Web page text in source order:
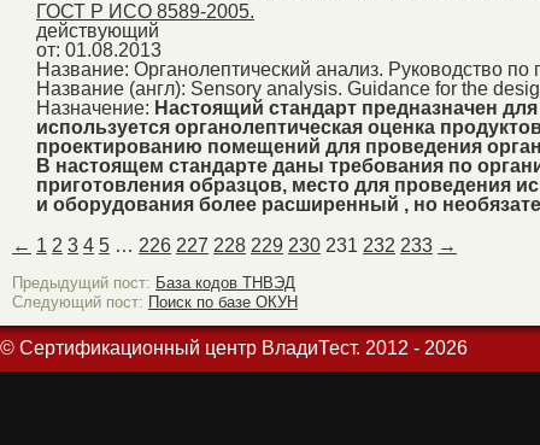
ГОСТ Р ИСО 8589-2005.
действующий
от: 01.08.2013
Название: Органолептический анализ. Руководство
Название (англ): Sensory analysis. Guidance for the
Назначение: Настоящий стандарт предназначен
используется органолептическая оценка
проектированию помещений для проведения
В настоящем стандарте даны требования по
приготовления образцов, место для проведения
и оборудования более расширенный , но
← 1 2 3 4 5 … 226 227 228 229 230 231 232 233 →
Предыдущий пост: База кодов ТНВЭД
Следующий пост: Поиск по базе ОКУН
© Сертификационный центр ВладиТест. 2012 - 2026